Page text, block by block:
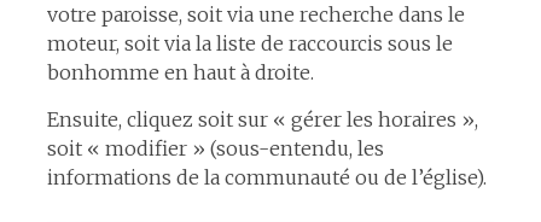
votre paroisse, soit via une recherche dans le
moteur, soit via la liste de raccourcis sous le
bonhomme en haut à droite.
Ensuite, cliquez soit sur « gérer les horaires »,
soit « modifier » (sous-entendu, les
informations de la communauté ou de l’église).